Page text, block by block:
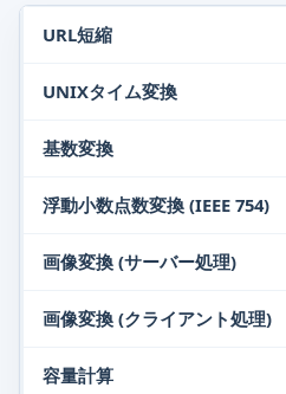
URL短縮
UNIXタイム変換
基数変換
浮動小数点数変換 (IEEE 754)
画像変換 (サーバー処理)
画像変換 (クライアント処理)
容量計算